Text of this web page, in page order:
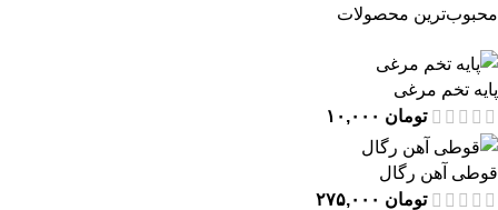
محبوب‌ترین محصولات
پایه تخم‌ مرغی
تومان
قوطی آهن رگال
تومان